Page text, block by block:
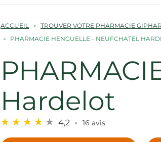
ACCUEIL TROUVER VOTRE PHARMACIE GIPHAR
PHARMACIE HENGUELLE - NEUFCHATEL
Hardelot
4,2 16 avis